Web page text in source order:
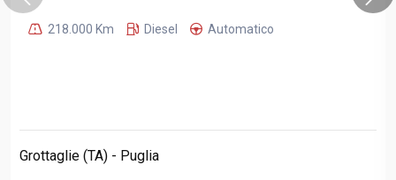
218.000 Km Diesel Automatico
Grottaglie (TA) - Puglia